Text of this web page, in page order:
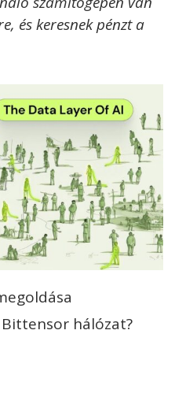
és keresnek pénzt a
hálózat?